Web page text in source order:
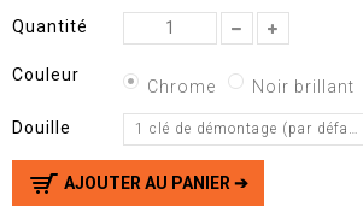
Quantité
Couleur
Chrome Noir brillant
Douille 1 clé de démontage (par défaut)
AJOUTER AU PANIER ➔